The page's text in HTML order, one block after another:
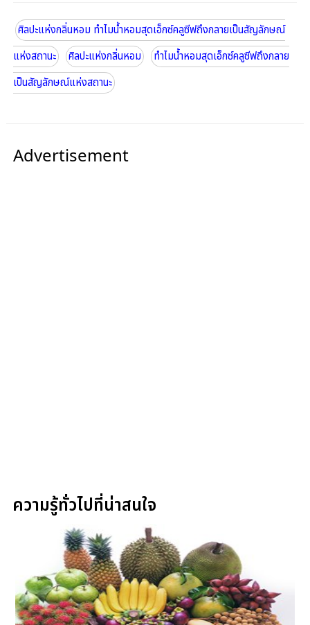
ศิลปะแห่งกลิ่นหอม ทำไมน้ำหอมสุดเอ็กซ์คลูซีฟถึงกลายเป็นสัญลักษณ์
แห่งสถานะ
ศิลปะแห่งกลิ่นหอม
ทำไมน้ำหอมสุดเอ็กซ์คลูซีฟถึงกลาย
เป็นสัญลักษณ์แห่งสถานะ
Advertisement
ความรู้ทั่วไปที่น่าสนใจ